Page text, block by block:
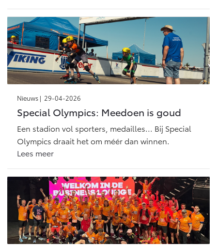
Nieuws | 29-04-2026
Special Olympics: Meedoen is goud
Een stadion vol sporters, medailles... Bij Special
Olympics draait het om méér dan winnen.
Lees meer